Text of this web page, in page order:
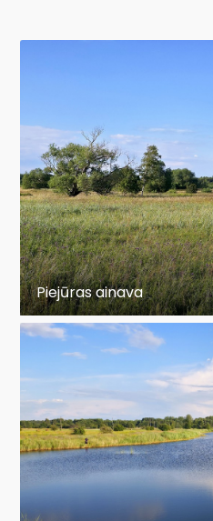
Piejūras ainava